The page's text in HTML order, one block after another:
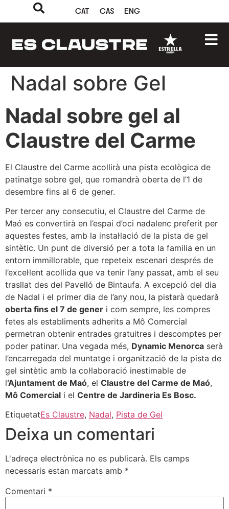
CAT CAS ENG
Nadal sobre Gel
Nadal sobre gel al
Claustre del Carme
El Claustre del Carme acollirà una pista ecològica de
patinatge sobre gel, que romandrà oberta de l’1 de
desembre fins al 6 de gener.
Per tercer any consecutiu, el Claustre del Carme de
Maó es convertirà en l’espai d’oci nadalenc preferit per
aquestes festes, amb la instal·lació de la pista de gel
sintètic. Un punt de diversió per a tota la familia en un
entorn immillorable, que repeteix escenari després de
l’excel·lent acollida que va tenir l’any passat, amb el seu
trasllat des del Pavelló de Bintaufa. A excepció del dia
de Nadal i el primer dia de l’any nou, la pistarà quedarà
oberta fins el 7 de gener i com sempre, les compres
fetes als establiments adherits a Mô Comercial
permetran obtenir entrades gratuitres i descomptes per
poder patinar. Una vegada més, Dynamic Menorca serà
l’encarregada del muntatge i organització de la pista de
gel sintètic amb la col·laboració inestimable de
l‘Ajuntament de Maó, el Claustre del Carme de Maó,
Mô Comercial i el Centre de Jardineria Es Bosc.
EtiquetatEs Claustre, Nadal, Pista de Gel
Deixa un comentari
L'adreça electrònica no es publicarà. Els camps
necessaris estan marcats amb *
Comentari *